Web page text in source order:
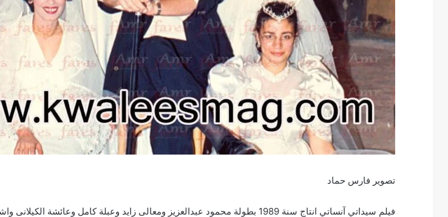
تصوير فارس حماد
فيلم سيداتي آنساتي انتاج سنة 1989 بطولة محمود عبدالعزيز ومعالى زايد وعبلة كامل وعائشة